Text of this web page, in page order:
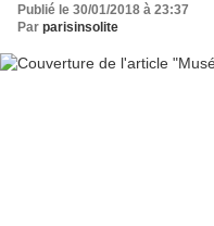
Publié le 30/01/2018 à 23:37
Par parisinsolite